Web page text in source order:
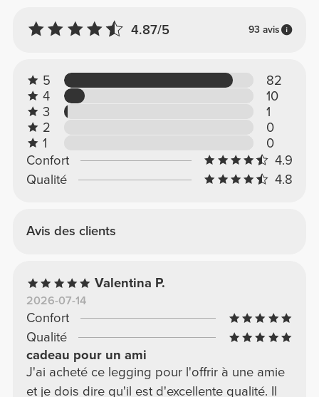
4.87/5 93 avis
5
82
4
10
3
1
2
0
1
0
Confort
4.9
Qualité
4.8
Avis des clients
Valentina P.
2026-07-14
Confort
Qualité
cadeau pour un ami
J'ai acheté ce legging pour l'offrir à une amie
et je dois dire qu'il est d'excellente qualité. Il